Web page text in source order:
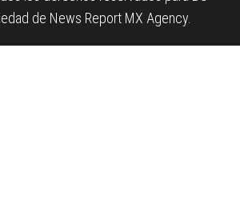
de News Report MX Agency.